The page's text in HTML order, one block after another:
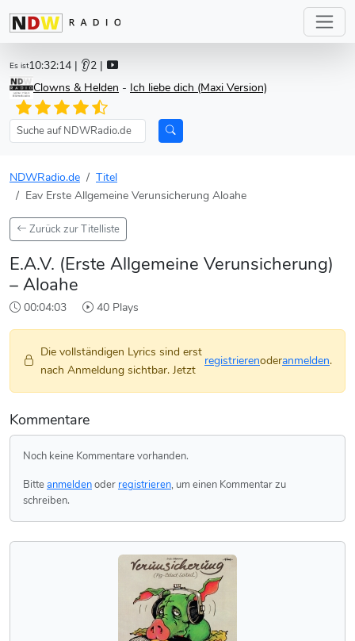
Es ist10:32:14 | 👂2 |
Clowns & Helden - Ich liebe dich (Maxi Version)
NDWRadio.de
Titel
Eav Erste Allgemeine Verunsicherung Aloahe
Zurück zur Titelliste
E.A.V. (Erste Allgemeine Verunsicherung)
– Aloahe
00:04:03 40 Plays
Die vollständigen Lyrics sind erst
nach Anmeldung sichtbar. Jetzt
registrierenoderanmelden.
Kommentare
Noch keine Kommentare vorhanden.
Bitteanmeldenoder registrieren, um einen Kommentar zu
schreiben.